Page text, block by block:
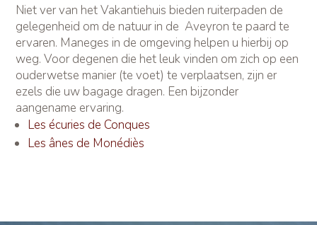
Niet ver van het Vakantiehuis bieden ruiterpaden de
gelegenheid om de natuur in de Aveyron te paard te
ervaren. Maneges in de omgeving helpen u hierbij op
weg. Voor degenen die het leuk vinden om zich op een
ouderwetse manier (te voet) te verplaatsen, zijn er
ezels die uw bagage dragen. Een bijzonder
aangename ervaring.
Les écuries de Conques
Les ânes de Monédiès